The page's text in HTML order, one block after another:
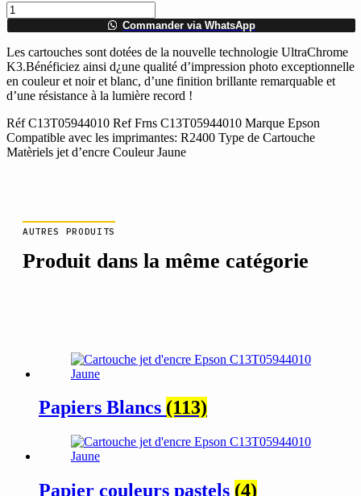
quantité
de
Cartouche
jet
d'encre
Epson
C13T05944010
Commander via WhatsApp
Les cartouches sont dotées de la nouvelle technologie UltraChrome
K3.Bénéficiez ainsi d¿une qualité d’impression photo exceptionnelle
en couleur et noir et blanc, d’une finition brillante remarquable et
d’une résistance à la lumière record !
Réf C13T05944010 Ref Frns C13T05944010 Marque Epson
Compatible avec les imprimantes: R2400 Type de Cartouche
Matèriels jet d’encre Couleur Jaune
AUTRES PRODUITS
Produit dans la même catégorie
Papiers Blancs (113)
Papier couleurs pastels (4)